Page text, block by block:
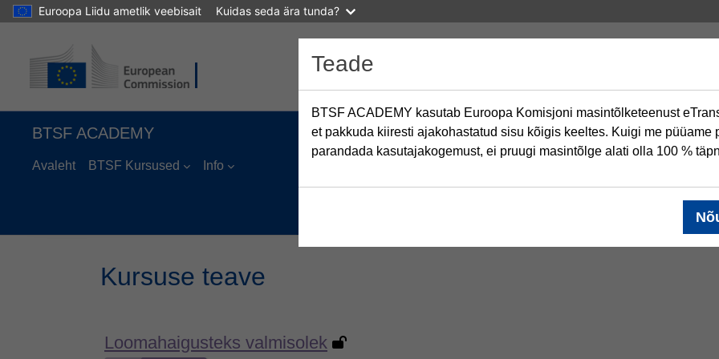
Euroopa Liidu ametlik veebisait
Kuidas seda ära tunda?
BTSF ACADEMY
Avaleht BTSF Kursused Info
Kursuse teave
Loomahaigusteks valmisolek
Teade
BTSF ACADEMY kasutab Euroopa Komisjoni masintõlketeenust
et pakkuda kiiresti ajakohastatud sisu kõigis keeltes. Kuigi me püüame
parandada kasutajakogemust, ei pruugi masintõlge alati olla 100 %